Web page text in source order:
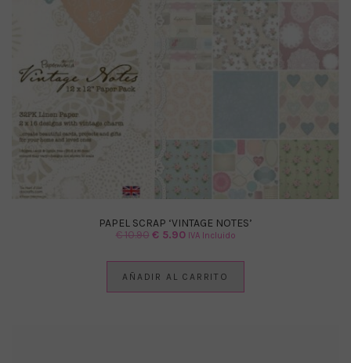
PAPEL SCRAP ‘VINTAGE NOTES’
€10.90 El
€5.90ElIVA Incluido
AÑADIR AL CARRITO